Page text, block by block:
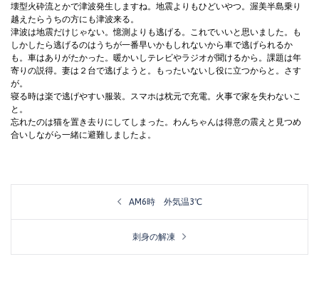
壊型火砕流とかで津波発生しますね。地震よりもひどいやつ。渥美半島乗り
越えたらうちの方にも津波来る。
津波は地震だけじゃない。憶測よりも逃げる。これでいいと思いました。も
しかしたら逃げるのはうちが一番早いかもしれないから車で逃げられるか
も。車はありがたかった。暖かいしテレビやラジオが聞けるから。課題は年
寄りの説得。妻は２台で逃げようと。もったいないし役に立つからと。さす
が。
寝る時は楽で逃げやすい服装。スマホは枕元で充電。火事で家を失わないこ
と。
忘れたのは猫を置き去りにしてしまった。わんちゃんは得意の震えと見つめ
合いしながら一緒に避難しましたよ。
稿
AM6時 外気温3℃
刺身の解凍